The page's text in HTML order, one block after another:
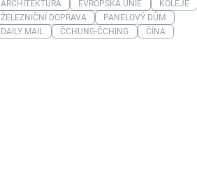
ARCHITEKTURA
EVROPSKÁ UNIE
KOLEJE
ŽELEZNIČNÍ DOPRAVA
PANELOVÝ DŮM
DAILY MAIL
ČCHUNG-ČCHING ČÍNA